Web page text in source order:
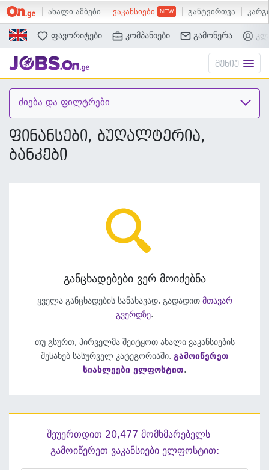
ახალი ამბები ვაკანსიები განტვირთვა
ძებნა
ფავორიტები კომპანიები გამოწერა
მენიუ
ძიება და ფილტრები
ფინანსები, ბუღალტერია,
ბანკები
განცხადებები ვერ მოიძებნა
ყველა განცხადების სანახავად, გადადით მთავარ
გვერდზე.
თუ გსურთ, პირველმა შეიტყოთ ახალი ვაკანსიების
შესახებ სასურველ კატეგორიაში, გამოიწერეთ
სიახლეები ელფოსტით.
შეუერთდით 20,477 მომხმარებელს —
გამოიწერეთ ვაკანსიები ელფოსტით: